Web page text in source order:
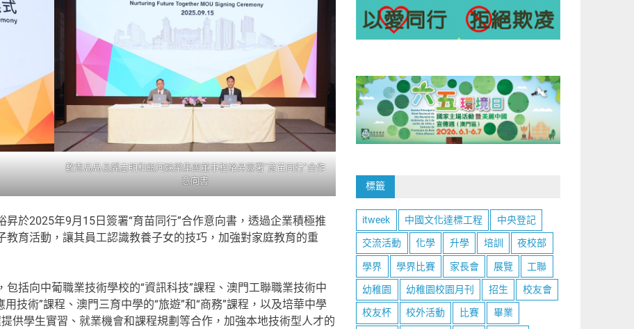
教青局局長龔志明和銀河娛樂集團董事程裕昇簽署“育苗同行”合作
意向書
2025年9月15日簽署“育苗同行”合作意向書，透過企業積極推
育活動，讓其員工認識教養子女的技巧，加強對家庭教育的重
向中葡職業技術學校的“資訊科技”課程、澳門工聯職業技術中
技術”課程、澳門三育中學的“旅遊”和“商務”課程，以及培華中學
供學生實習、就業機會和課程規劃等合作，加強本地技術型人才的
標籤
itweek 中國文化達標工程 中央登記
交流活動 化學 升學 培訓 夜校部
學界 學界比賽 家長會 展覽 工聯
幼稚園 幼稚園校園月刊 招生 校友會
校友杯 校外活動 比賽 畢業